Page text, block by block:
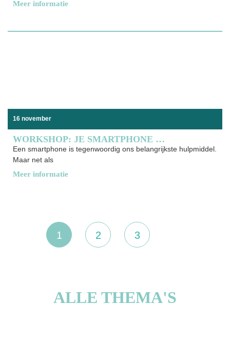
Meer informatie
16 november
WORKSHOP: JE SMARTPHONE VEILIG EN OP ORDE
Een smartphone is tegenwoordig ons belangrijkste hulpmiddel.
Maar net als
Meer informatie
1 2 3
ALLE THEMA'S